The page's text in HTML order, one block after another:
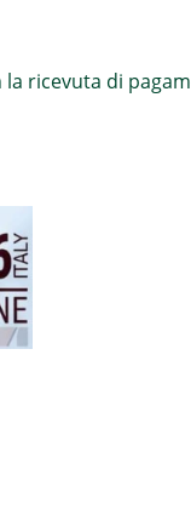
ricevuta di